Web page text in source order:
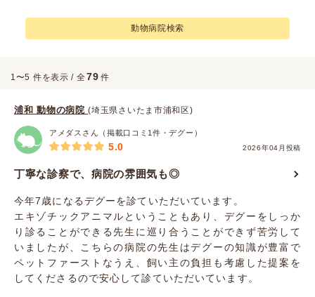
動物病院検索
1〜5 件を表示 / 全79 件
浦和 動物の病院(埼玉県さいたま市浦和区)
アメダスさん（掲載口コミ1件・デグー）
2026年04月投稿
5.0
丁寧な診察で、病院の雰囲気も◎
今年7歳になるデグーを診ていただいています。
エキゾチックアニマルということもあり、デグーをしっか
り診ることができる先生に巡り合うことができず苦労して
いましたが、こちらの病院の先生はデグーの知識が豊富で
ペットファーストなうえ、飼い主の負担も考慮した提案を
してくださるので安心して診ていただいています。